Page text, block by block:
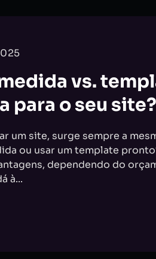
vs.
para o seu site?
um site, surge sempre a
ou usar um template
dependendo do
à...